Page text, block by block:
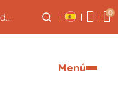
Todos los productos tienen una garantía de 3 años 0
Menú